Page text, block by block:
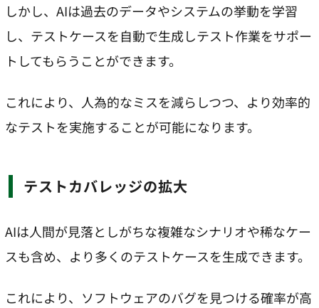
しかし、AIは過去のデータやシステムの挙動を学習
し、テストケースを自動で生成しテスト作業をサポー
トしてもらうことができます。
これにより、人為的なミスを減らしつつ、より効率的
なテストを実施することが可能になります。
テストカバレッジの拡大
AIは人間が見落としがちな複雑なシナリオや稀なケー
スも含め、より多くのテストケースを生成できます。
これにより、ソフトウェアのバグを見つける確率が高